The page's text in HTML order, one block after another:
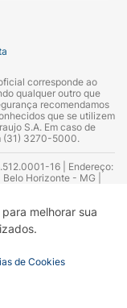
melhorar sua
de Cookies
corresponde ao
qualquer outro que
recomendamos
que se utilizem
S.A. Em caso de
(31) 3270-5000.
16 | Endereço:
Horizonte - MG |
– CRF 52.584 -
Nº 13.748. Alvará
da Empresa (AFE):